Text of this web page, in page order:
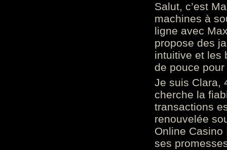
Salut, c’est
machines à
ligne avec
propose des
intuitive et les
de pouce
Je suis Clara,
cherche la
transactions
renouvelée
Online
ses